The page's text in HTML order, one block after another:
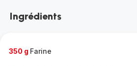
gamme
Ingrédients
350 g Farine